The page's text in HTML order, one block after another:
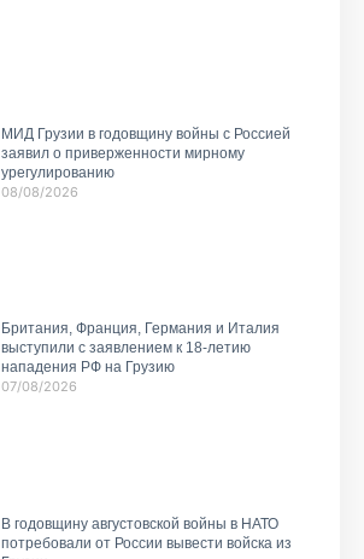
МИД Грузии в годовщину войны с Россией
заявил о приверженности мирному
урегулированию
08/08/2026
Британия, Франция, Германия и Италия
выступили с заявлением к 18-летию
нападения РФ на Грузию
07/08/2026
В годовщину августовской войны в НАТО
потребовали от России вывести войска из